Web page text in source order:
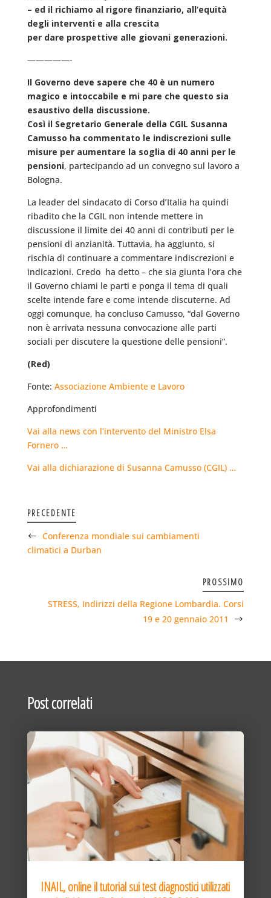
– ed il richiamo al rigore finanziario, all’equità
degli interventi e alla crescita
per dare prospettive alle giovani generazioni.
—————-
Il Governo deve sapere che 40 è un numero
magico e intoccabile e mi pare che questo sia
esaustivo della discussione.
Così il Segretario Generale della CGIL Susanna
Camusso ha commentato le indiscrezioni sulle
misure per aumentare la soglia di 40 anni per le
pensioni, partecipando ad un convegno sul lavoro a
Bologna.
La leader del sindacato di Corso d’Italia ha quindi
ribadito che la CGIL non intende mettere in
discussione il limite dei 40 anni di contributi per le
pensioni di anzianità. Tuttavia, ha aggiunto, si
rischia di continuare a commentare indiscrezioni e
indicazioni. Credo  ha detto – che sia giunta l’ora che
il Governo chiami le parti e ponga il tema di quali
scelte intende fare e come intende discuterne. Ad
oggi comunque, ha concluso Camusso, “dal Governo
non è arrivata nessuna convocazione alle parti
sociali per discutere la questione delle pensioni”.
(Red)
Fonte: Associazione Ambiente e Lavoro
Approfondimenti
Vai alla news con l’intervento del Ministro Elsa
Fornero …
Vai alla dichiarazione di Susanna Camusso (CGIL) …
PRECEDENTE
Conferenza mondiale sui cambiamenti
climatici a Durban
PROSSIMO
STRESS, Indirizzi della Regione Lombardia. Corsi
19 e 20 gennaio 2011
Post correlati
INAIL, online il tutorial sui test diagnostici utilizzati